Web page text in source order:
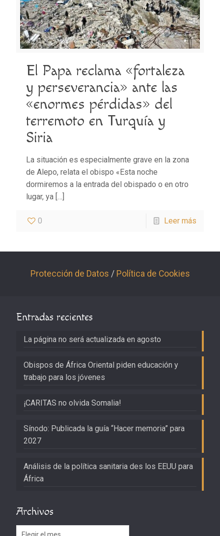
El Papa reclama «fortaleza
y perseverancia» ante las
«enormes pérdidas» del
terremoto en Turquía y
Siria
La situación es especialmente grave en la zona
de Alepo, relata el obispo «Esta noche
dormiremos a la entrada del obispado o en otro
lugar, ya […]
0 Leer más
Protección de Datos / Política de Cookies
Entradas recientes
La página no será actualizada en agosto
Obispos de África Oriental piden educación y
trabajo para los jóvenes
¡CARITAS no olvida Somalia!
Sínodo: Publicada la guía “Hacer memoria” para
2027
Análisis de la política sanitaria des los EEUU para
África
Archivos
Archivos